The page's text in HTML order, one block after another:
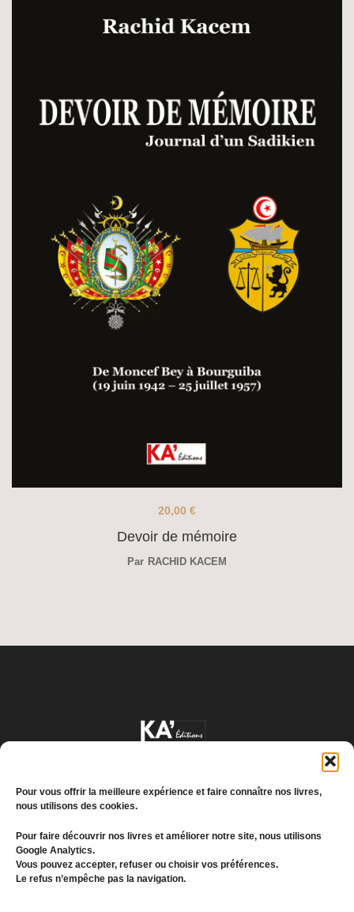
Pour vous offrir la meilleure expérience et faire connaître nos livres,
nous utilisons des cookies.
Pour faire découvrir nos livres et améliorer notre site, nous utilisons
Google Analytics.
Vous pouvez accepter, refuser ou choisir vos préférences.
Le refus n’empêche pas la navigation.
Devoir de mémoire
20,00 €
Par RACHID KACEM
Conditions générales de vente
Politique de confidentialité